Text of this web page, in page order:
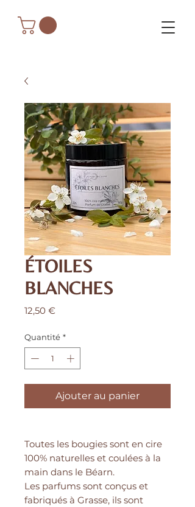
ÉTOILES
BLANCHES
12,50 €Prix
Quantité *
Ajouter au panier
Toutes les bougies sont en cire
100% naturelles et coulées à la
main dans le Béarn.
Les parfums sont conçus et
fabriqués à Grasse, ils sont